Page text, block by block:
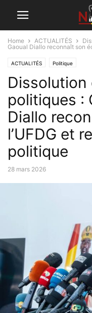
Home ACTUALITÉS
Gaoual Diallo reconnaît son
ACTUALITÉS Politique
politiques :
Diallo
l’UFDG et
politique
28 mars 2026